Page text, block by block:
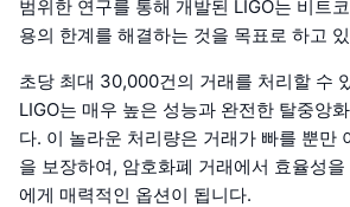
범위한 연구를 통해 개발된 LIGO는 비트
용의 한계를 해결하는 것을 목표로 하고
초당 최대 30,000건의 거래를 처리할 수
LIGO는 매우 높은 성능과 완전한 탈중앙
다. 이 놀라운 처리량은 거래가 빠를 뿐만
을 보장하여, 암호화폐 거래에서 효율성
에게 매력적인 옵션이 됩니다.